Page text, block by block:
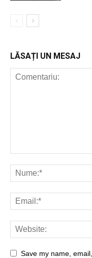
LĂSAȚI UN MESAJ
Save my name,